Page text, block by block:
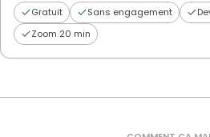
Gratuit Sans engagement
Zoom 20 min